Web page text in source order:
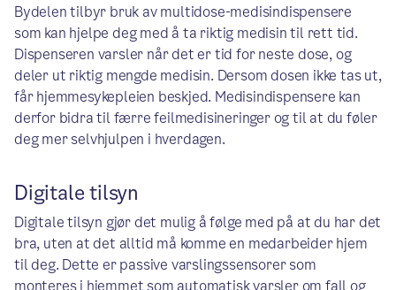
Bydelen tilbyr bruk av multidose-medisindispensere
som kan hjelpe deg med å ta riktig medisin til rett tid.
Dispenseren varsler når det er tid for neste dose, og
deler ut riktig mengde medisin. Dersom dosen ikke tas ut,
får hjemmesykepleien beskjed. Medisindispensere kan
derfor bidra til færre feilmedisineringer og til at du føler
deg mer selvhjulpen i hverdagen.
Digitale tilsyn
Digitale tilsyn gjør det mulig å følge med på at du har det
bra, uten at det alltid må komme en medarbeider hjem
til deg. Dette er passive varslingssensorer som
monteres i hjemmet som automatisk varsler om fall og